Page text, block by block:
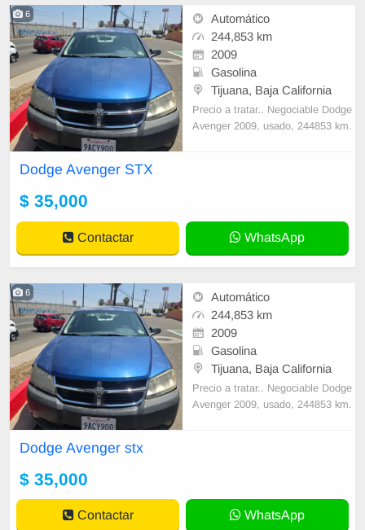
6
Automático
244,853 km
2009
Gasolina
Tijuana, Baja California
Precio a tratar.. Negociable Dodge
Avenger 2009, usado, 244853 km.
nductor,
Dodge Avenger STX
$ 35,000
Contactar WhatsApp
6
Automático
244,853 km
2009
Gasolina
Tijuana, Baja California
Precio a tratar.. Negociable Dodge
Avenger 2009, usado, 244853 km.
nductor,
Dodge Avenger stx
$ 35,000
Contactar WhatsApp